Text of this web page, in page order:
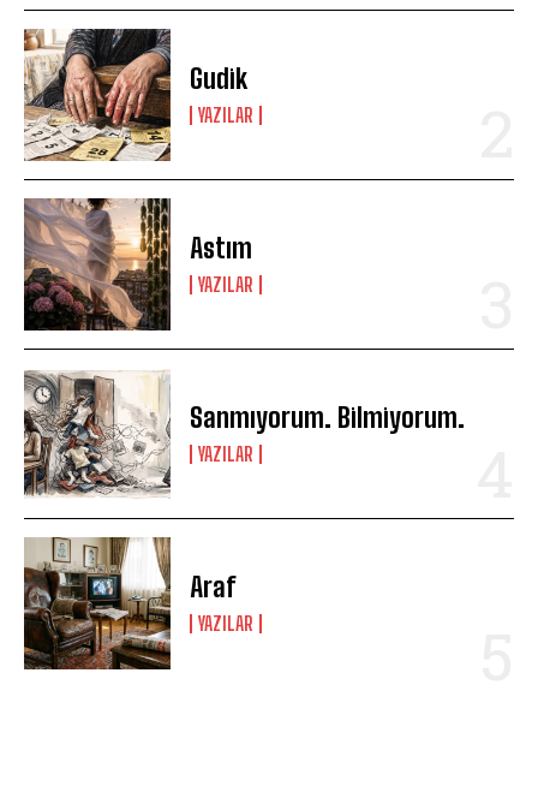
Gudik
YAZILAR
Astım
YAZILAR
Sanmıyorum. Bilmiyorum.
YAZILAR
Araf
YAZILAR